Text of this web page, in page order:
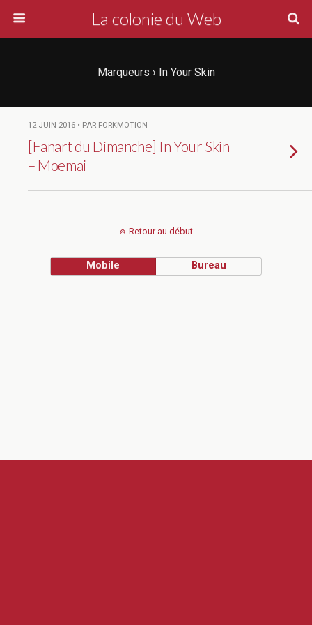
La colonie du Web
Marqueurs › In Your Skin
12 JUIN 2016 • PAR FORKMOTION
[Fanart du Dimanche] In Your Skin
– Moemai
Retour au début
Mobile Bureau